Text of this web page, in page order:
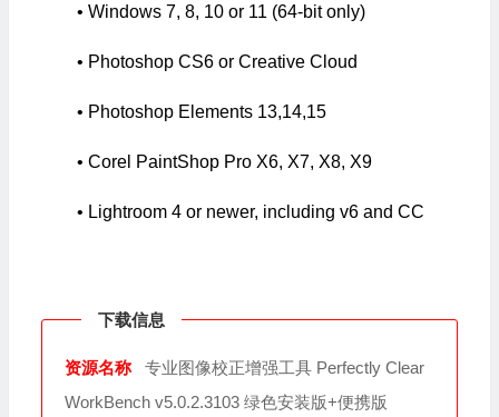
• Windows 7, 8, 10 or 11 (64-bit only)
• Photoshop CS6 or Creative Cloud
• Photoshop Elements 13,14,15
• Corel PaintShop Pro X6, X7, X8, X9
• Lightroom 4 or newer, including v6 and CC
下载信息
资源名称
专业图像校正增强工具 Perfectly Clear
WorkBench v5.0.2.3103 绿色安装版+便携版